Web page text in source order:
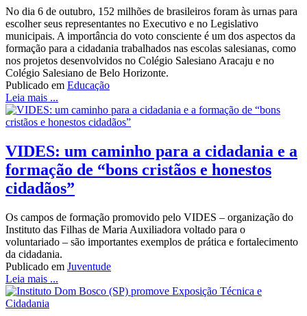
No dia 6 de outubro, 152 milhões de brasileiros foram às urnas para
escolher seus representantes no Executivo e no Legislativo
municipais. A importância do voto consciente é um dos aspectos da
formação para a cidadania trabalhados nas escolas salesianas, como
nos projetos desenvolvidos no Colégio Salesiano Aracaju e no
Colégio Salesiano de Belo Horizonte.
Publicado em Educação
Leia mais ...
VIDES: um caminho para a cidadania e a
formação de “bons cristãos e honestos
cidadãos”
Os campos de formação promovido pelo VIDES – organização do
Instituto das Filhas de Maria Auxiliadora voltado para o
voluntariado – são importantes exemplos de prática e fortalecimento
da cidadania.
Publicado em Juventude
Leia mais ...